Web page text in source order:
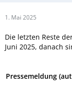
1. Mai 2025
Die letzten Reste
Juni 2025, danach
Pressemeldung